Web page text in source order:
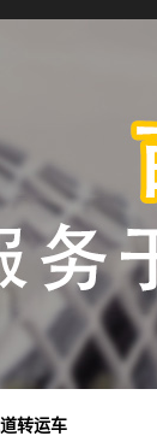
轨道现场视频
无轨现场视频
转运车